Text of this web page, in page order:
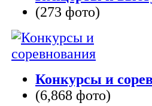
(273 фото)
Конкурсы и
(6,868 фото)